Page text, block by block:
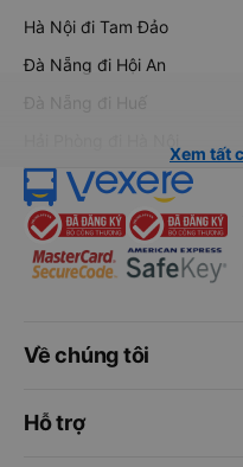
Hà Nội đi Tam Đảo
Đà Nẵng đi Hội An
Đà Nẵng đi Huế
Xem tất
Về chúng tôi
Hỗ trợ